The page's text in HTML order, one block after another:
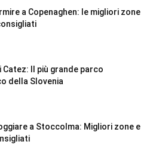
a Copenaghen: le migliori zone
Catez: Il più grande parco
della Slovenia
a Stoccolma: Migliori zone e